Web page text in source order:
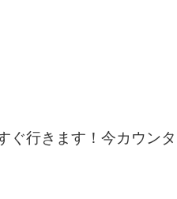
行きます！今カウン